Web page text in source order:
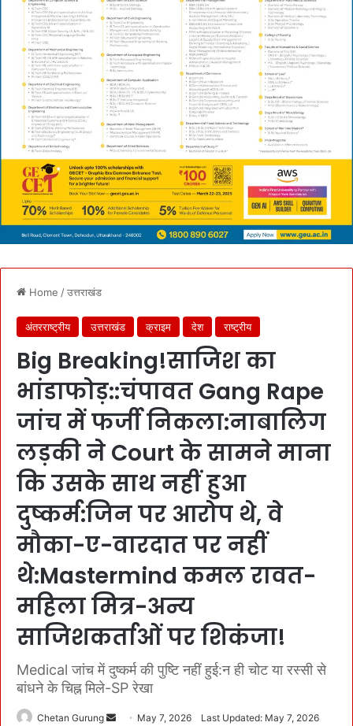
Home /उत्तराखंड
अंतरराष्ट्रीय उत्तराखंड क्राइम देश राष्ट्रीय
Big Breaking!साजिश का
भांडाफोड़::चंपावत Gang Rape
जांच में फर्जी निकला:नाबालिग
लड़की ने Court के सामने माना
कि उसके साथ नहीं हुआ
दुष्कर्म:जिन पर आरोप थे, वे
मौका-ए-वारदात पर नहीं
थे:Mastermind कमल रावत-
महिला मित्र-अन्य
साजिशकर्ताओं पर शिकंजा!
Medical जांच में दुष्कर्म की पुष्टि नहीं हुई:न ही चोट या रस्सी से
बांधने के चिह्न मिले-SP रेखा
Chetan Gurung May 7, 2026 Last Updated: May 7, 2026